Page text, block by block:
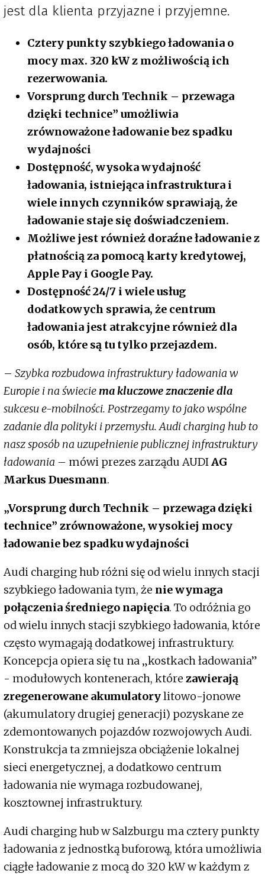
jest dla klienta przyjazne i przyjemne.
Cztery punkty szybkiego ładowania o
mocy max. 320 kW z możliwością ich
rezerwowania.
Vorsprung durch Technik – przewaga
dzięki technice” umożliwia
zrównoważone ładowanie bez spadku
wydajności
Dostępność, wysoka wydajność
ładowania, istniejąca infrastruktura i
wiele innych czynników sprawiają, że
ładowanie staje się doświadczeniem.
Możliwe jest również doraźne ładowanie z
płatnością za pomocą karty kredytowej,
Apple Pay i Google Pay.
Dostępność 24/7 i wiele usług
dodatkowych sprawia, że centrum
ładowania jest atrakcyjne również dla
osób, które są tu tylko przejazdem.
– Szybka rozbudowa infrastruktury ładowania w
Europie i na świeciema kluczowe znaczenie dla
sukcesu e-mobilności. Postrzegamy to jako wspólne
zadanie dla polityki i przemysłu. Audi charging hub to
nasz sposób na uzupełnienie publicznej infrastruktury
ładowania – mówi prezes zarządu AUDIAG
Markus Duesmann.
„Vorsprung durch Technik – przewaga dzięki
technice” zrównoważone, wysokiej mocy
ładowanie bez spadku wydajności
Audi charging hub różni się od wielu innych stacji
szybkiego ładowania tym, że nie wymaga
połączenia średniego napięcia. To odróżnia go
od wielu innych stacji szybkiego ładowania, które
często wymagają dodatkowej infrastruktury.
Koncepcja opiera się tu na „kostkach ładowania”
- modułowych kontenerach, które zawierają
zregenerowane akumulatorylitowo-jonowe
(akumulatory drugiej generacji) pozyskane ze
zdemontowanych pojazdów rozwojowych Audi.
Konstrukcja ta zmniejsza obciążenie lokalnej
sieci energetycznej, a dodatkowo centrum
ładowania nie wymaga rozbudowanej,
kosztownej infrastruktury.
Audi charging hub w Salzburgu ma cztery punkty
ładowania z jednostką buforową, która umożliwia
ciągłe ładowanie z mocą do 320 kW w każdym z